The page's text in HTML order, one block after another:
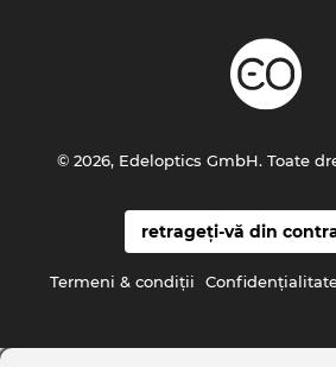
retrageți-vă din
Termeni & condiţii
© 2026, Edeloptics GmbH. Toate